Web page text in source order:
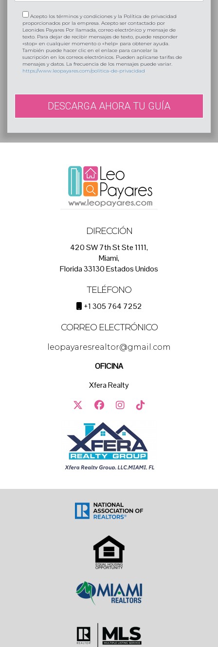
Acepto los términos y condiciones y la Política de privacidad
proporcionados por la empresa. Acepto ser contactado por
Leonides Payares Por llamada, correo electrónico y mensaje de
texto. Para dejar de recibir mensajes de texto, puede responder
«stop» en cualquier momento o «help» para obtener ayuda.
También puede hacer clic en el enlace para cancelar la
suscripción en los correos electrónicos. Pueden aplicarse tarifas de
mensajes y datos. La frecuencia de los mensajes puede variar.
https://www.leopayares.com/politica-de-privacidad
DESCARGA AHORA TU GUÍA
DIRECCIÓN
420 SW 7th St Ste 1111,
Miami,
Florida 33130 Estados Unidos
TELÉFONO
+1 305 764 7252
CORREO ELECTRÓNICO
leopayaresrealtor@gmail.com
OFICINA
Xfera Realty